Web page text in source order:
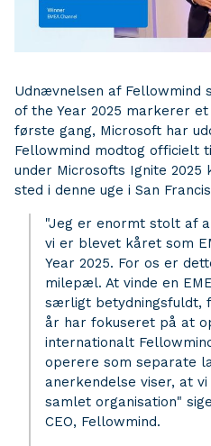
Udnævnelsen af Fellowmind
of the Year 2025 markerer
første gang, Microsoft har
Fellowmind modtog officielt
under Microsofts Ignite 2025
sted i denne uge i San
"Jeg er enormt stolt af
vi er blevet kåret som
Year 2025. For os er
milepæl. At vinde en
særligt betydningsfuldt,
år har fokuseret på at
internationalt
operere som separate
anerkendelse viser, at
samlet organisation"
CEO, Fellowmind.